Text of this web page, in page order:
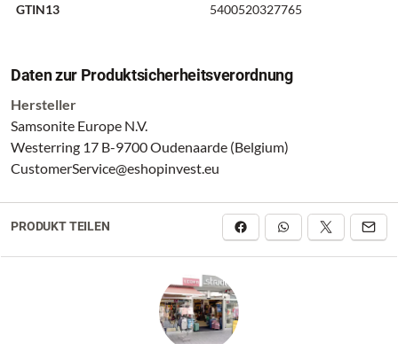
GTIN13
5400520327765
Daten zur Produktsicherheitsverordnung
Hersteller
Samsonite Europe N.V.
Westerring 17 B-9700 Oudenaarde (Belgium)
CustomerService@eshopinvest.eu
PRODUKT TEILEN